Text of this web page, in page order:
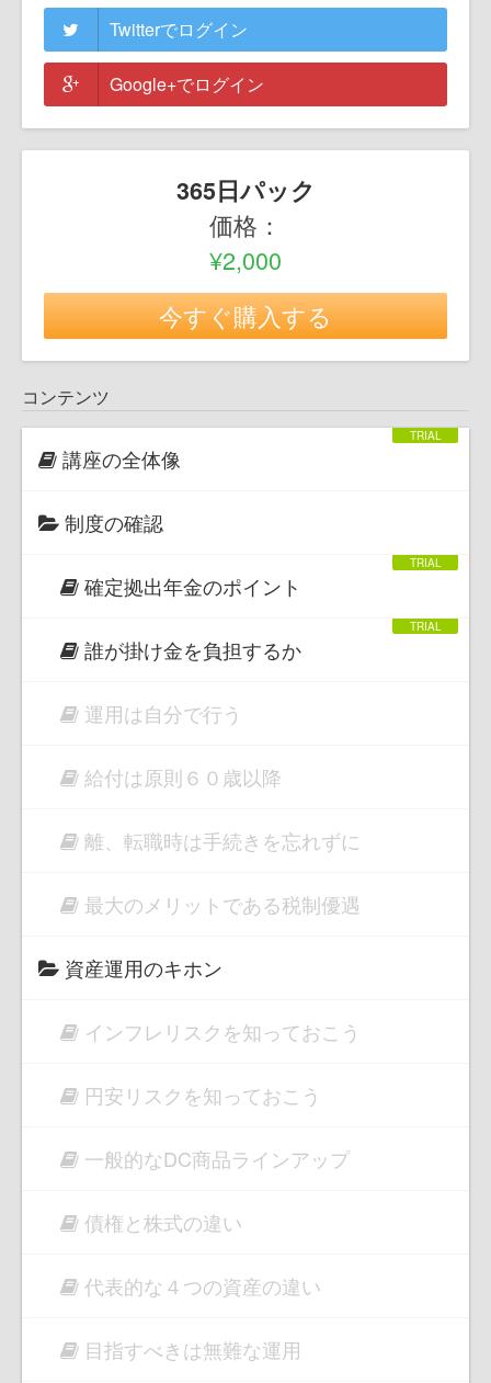
Twitterでログイン
Google+でログイン
365日パック
価格：
¥2,000
今すぐ購入する
コンテンツ
講座の全体像
制度の確認
確定拠出年金のポイント
誰が掛け金を負担するか
運用は自分で行う
給付は原則６０歳以降
離、転職時は手続きを忘れずに
最大のメリットである税制優遇
資産運用のキホン
インフレリスクを知っておこう
円安リスクを知っておこう
一般的なDC商品ラインアップ
債権と株式の違い
代表的な４つの資産の違い
目指すべきは無難な運用